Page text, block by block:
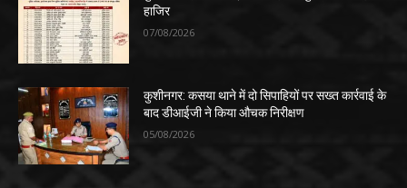
हाजिर
07/08/2026
कुशीनगर: कसया थाने में दो सिपाहियों पर सख्त कार्रवाई के
बाद डीआईजी ने किया औचक निरीक्षण
05/08/2026